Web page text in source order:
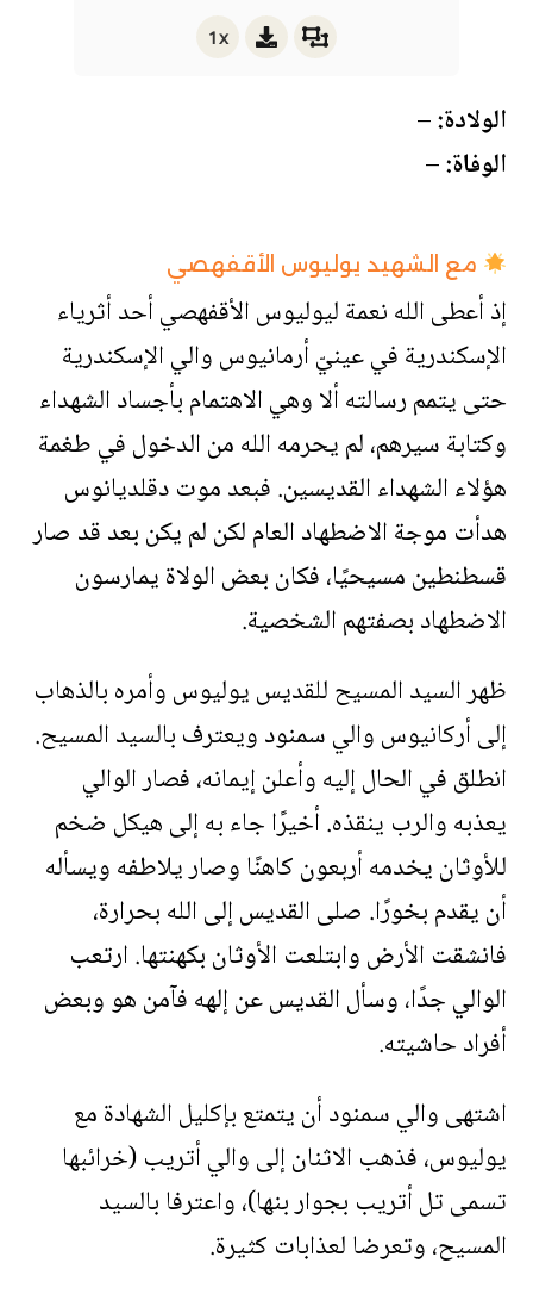
1x
الولادة:–
الوفاة:–
مع الشهيد يوليوس الأقفهصي
إذ أعطى الله نعمة ليوليوس الأقفهصي أحد أثرياء
الإسكندرية في عينيّ أرمانيوس والي الإسكندرية
حتى يتمم رسالته ألا وهي الاهتمام بأجساد الشهداء
وكتابة سيرهم، لم يحرمه الله من الدخول في طغمة
هؤلاء الشهداء القديسين. فبعد موت دقلديانوس
هدأت موجة الاضطهاد العام لكن لم يكن بعد قد صار
قسطنطين مسيحيًا، فكان بعض الولاة يمارسون
الاضطهاد بصفتهم الشخصية.
ظهر السيد المسيح للقديس يوليوس وأمره بالذهاب
إلى أركانيوس والي سمنود ويعترف بالسيد المسيح.
انطلق في الحال إليه وأعلن إيمانه، فصار الوالي
يعذبه والرب ينقذه. أخيرًا جاء به إلى هيكل ضخم
للأوثان يخدمه أربعون كاهنًا وصار يلاطفه ويسأله
أن يقدم بخورًا. صلى القديس إلى الله بحرارة،
فانشقت الأرض وابتلعت الأوثان بكهنتها. ارتعب
الوالي جدًا، وسأل القديس عن إلهه فآمن هو وبعض
أفراد حاشيته.
اشتهى والي سمنود أن يتمتع بإكليل الشهادة مع
يوليوس، فذهب الاثنان إلى والي أتريب (خرائبها
تسمى تل أتريب بجوار بنها)، واعترفا بالسيد
المسيح، وتعرضا لعذابات كثيرة.